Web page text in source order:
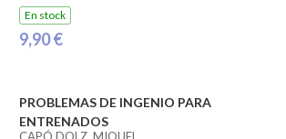
En stock
9,90 €
PROBLEMAS DE INGENIO PARA
ENTRENADOS